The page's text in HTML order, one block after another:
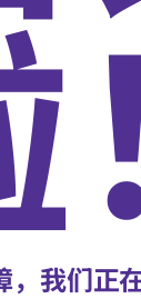
我们正